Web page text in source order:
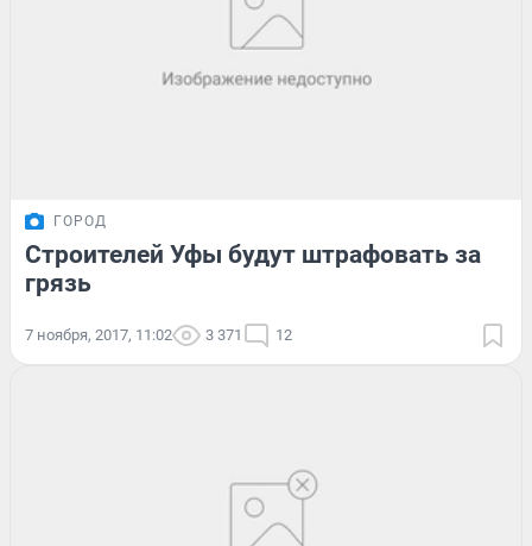
ГОРОД
Строителей Уфы будут штрафовать за
грязь
7 ноября, 2017, 11:02 3 371 12